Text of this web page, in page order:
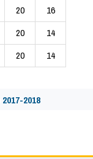
20
16
20
14
20 14
2018